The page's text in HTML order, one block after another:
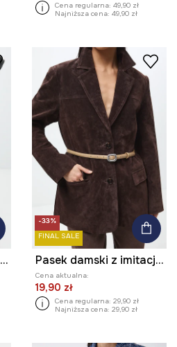
Cena regularna: 49,90 zł
Najniższa cena: 49,90 zł
Pasek damski z imitacji skóry
-33%
FINAL SALE
Pasek damski z imitacji skóry
Cena aktualna:
19,90 zł
Cena regularna: 29,90 zł
Najniższa cena: 29,90 zł